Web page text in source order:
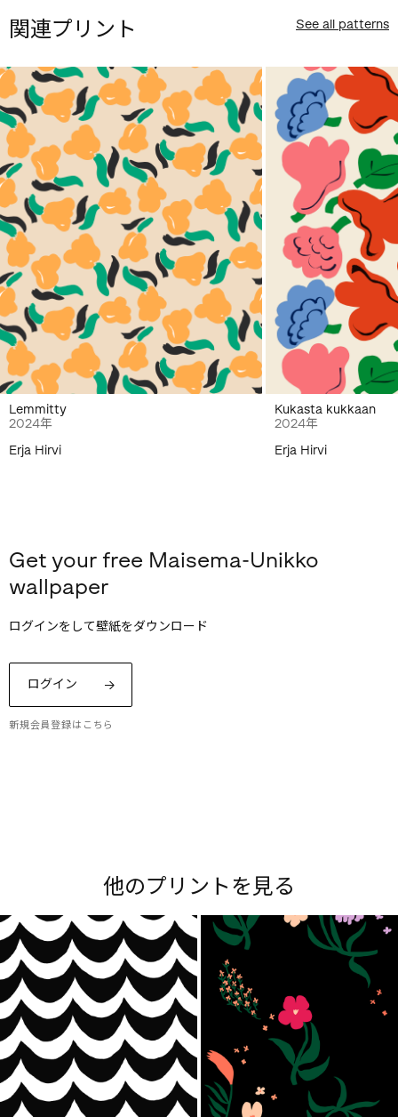
関連プリント See all patterns
Lemmitty
2024年
Erja Hirvi
Kukasta kukkaan
2024年
Erja Hirvi
Get your free Maisema-Unikko
wallpaper
ログインをして壁紙をダウンロード
ログイン
新規会員登録はこちら
つわるストーリーをお楽しみください。
Explore all prints
他のプリントを見る